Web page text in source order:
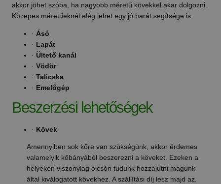
akkor jöhet szóba, ha nagyobb méretű kövekkel akar dolgozni.
Közepes méretűeknél elég lehet egy jó barát segítsége is.
· Ásó
· Lapát
· Ültető kanál
· Vödör
· Talicska
· Emelőgép
Beszerzési lehetőségek
· Kövek
Amennyiben sok kőre van szükségünk, akkor érdemes
valamelyik kőbányából beszerezni a köveket. Ezeken a
helyeken viszonylag olcsón tudunk hozzájutni magunk
által kiválogatott kövekhez. A szállítási díj lesz majd az,